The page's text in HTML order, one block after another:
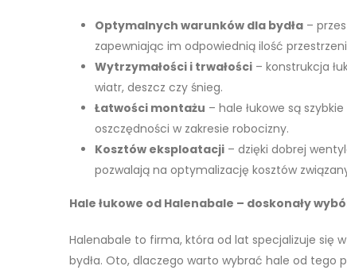
Optymalnych warunków dla bydła –
zapewniając im odpowiednią ilość
Wytrzymałości i trwałości – konstrukcja
wiatr, deszcz czy śnieg.
Łatwości montażu – hale łukowe są
oszczędności w zakresie robocizny.
Kosztów eksploatacji – dzięki dobrej
pozwalają na optymalizację kosztów
Hale łukowe od Halenabale – doskonały
Halenabale to firma, która od lat specjalizuje się
bydła. Oto, dlaczego warto wybrać hale od tego